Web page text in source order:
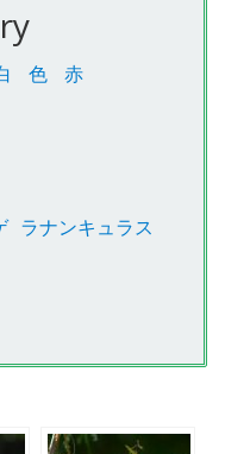
色 赤
ラナンキュラス